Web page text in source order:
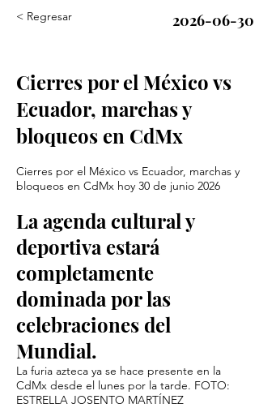
< Regresar 2026-06-30
Cierres por el México vs
Ecuador, marchas y
bloqueos en CdMx
Cierres por el México vs Ecuador, marchas y
bloqueos en CdMx hoy 30 de junio 2026
La agenda cultural y
deportiva estará
completamente
dominada por las
celebraciones del
Mundial.
La furia azteca ya se hace presente en la
CdMx desde el lunes por la tarde. FOTO:
ESTRELLA JOSENTO MARTÍNEZ